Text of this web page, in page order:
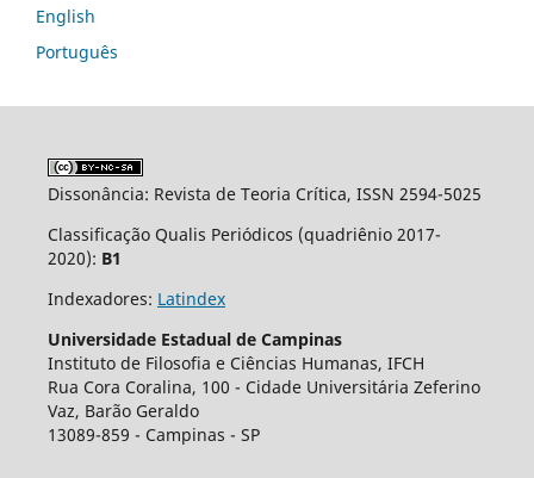
English
Português
Dissonância: Revista de Teoria Crítica, ISSN 2594-5025
Classificação Qualis Periódicos (quadriênio 2017-
2020): B1
Indexadores: Latindex
Universidade Estadual de Campinas
Instituto de Filosofia e Ciências Humanas, IFCH
Rua Cora Coralina, 100 - Cidade Universit´aria Zeferino
Vaz, Barão Geraldo
13089-859 - Campinas - SP